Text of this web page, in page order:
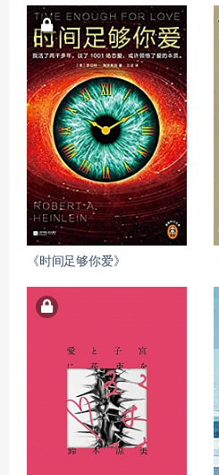
《时间足够你爱》